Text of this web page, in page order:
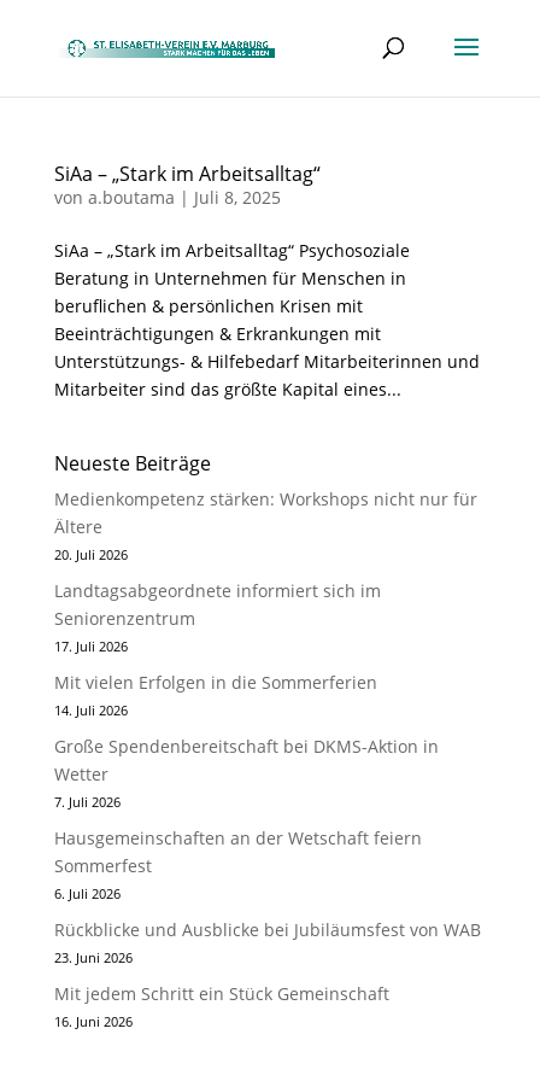
SiAa – „Stark im Arbeitsalltag“
von a.boutama | Juli 8, 2025
SiAa – „Stark im Arbeitsalltag“ Psychosoziale
Beratung in Unternehmen für Menschen in
beruflichen & persönlichen Krisen mit
Beeinträchtigungen & Erkrankungen mit
Unterstützungs- & Hilfebedarf Mitarbeiterinnen und
Mitarbeiter sind das größte Kapital eines...
Neueste Beiträge
Medienkompetenz stärken: Workshops nicht nur für
Ältere
20. Juli 2026
Landtagsabgeordnete informiert sich im
Seniorenzentrum
17. Juli 2026
Mit vielen Erfolgen in die Sommerferien
14. Juli 2026
Große Spendenbereitschaft bei DKMS-Aktion in
Wetter
7. Juli 2026
Hausgemeinschaften an der Wetschaft feiern
Sommerfest
6. Juli 2026
Rückblicke und Ausblicke bei Jubiläumsfest von WAB
23. Juni 2026
Mit jedem Schritt ein Stück Gemeinschaft
16. Juni 2026